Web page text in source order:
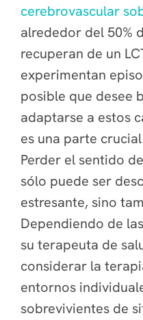
cerebrovascular
alrededor del 50%
recuperan de un
experimentan
posible que desee
adaptarse a estos
es una parte
Perder el sentido
sólo puede ser
estresante, sino
Dependiendo de
su terapeuta de
considerar la
entornos
sobrevivientes de